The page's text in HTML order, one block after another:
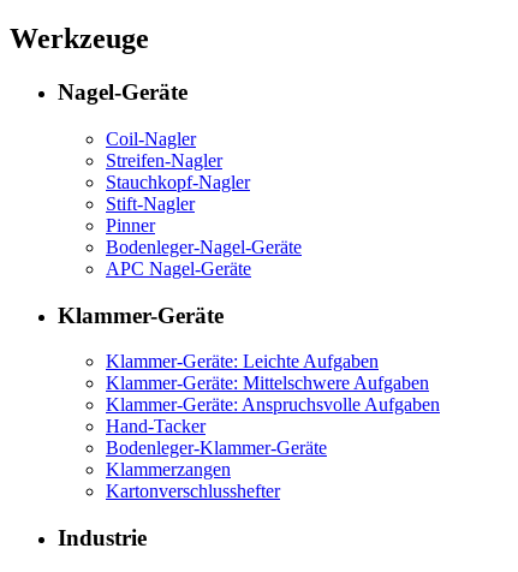
Werkzeuge
Nagel-Geräte
Coil-Nagler
Streifen-Nagler
Stauchkopf-Nagler
Stift-Nagler
Pinner
Bodenleger-Nagel-Geräte
APC Nagel-Geräte
Klammer-Geräte
Klammer-Geräte: Leichte Aufgaben
Klammer-Geräte: Mittelschwere Aufgaben
Klammer-Geräte: Anspruchsvolle Aufgaben
Hand-Tacker
Bodenleger-Klammer-Geräte
Klammerzangen
Kartonverschlusshefter
Industrie